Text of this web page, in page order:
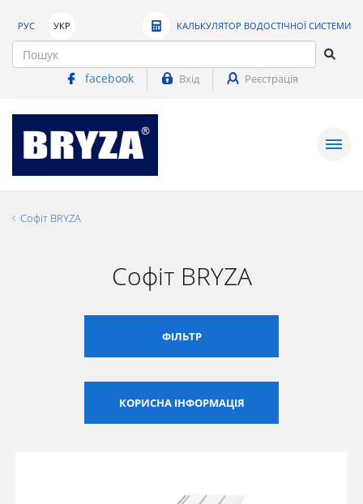
РУС УКР КАЛЬКУЛЯТОР ВОДОСТІЧНОЇ СИСТЕМИ
facebook Вхід Реєстрація
Софіт BRYZA
Софіт BRYZA
ФІЛЬТР
КОРИСНА ІНФОРМАЦІЯ